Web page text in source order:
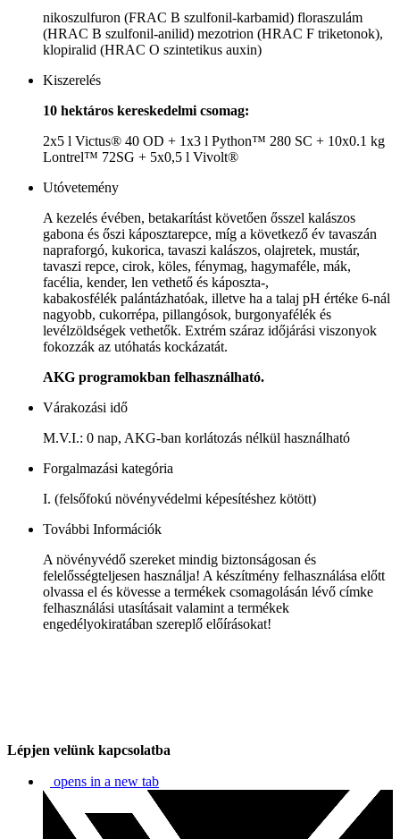
nikoszulfuron (FRAC B szulfonil-karbamid) floraszulám
(HRAC B szulfonil-anilid) mezotrion (HRAC F triketonok),
klopiralid (HRAC O szintetikus auxin)
Kiszerelés
10 hektáros kereskedelmi csomag:
2x5 l Victus® 40 OD + 1x3 l Python™ 280 SC + 10x0.1 kg
Lontrel™ 72SG + 5x0,5 l Vivolt®
Utóvetemény
A kezelés évében, betakarítást követően ősszel kalászos
gabona és őszi káposztarepce, míg a következő év tavaszán
napraforgó, kukorica, tavaszi kalászos, olajretek, mustár,
tavaszi repce, cirok, köles, fénymag, hagymaféle, mák,
facélia, kender, len vethető és káposzta-,
kabakosfélék palántázhatóak, illetve ha a talaj pH értéke 6-nál
nagyobb, cukorrépa, pillangósok, burgonyafélék és
levélzöldségek vethetők. Extrém száraz időjárási viszonyok
fokozzák az utóhatás kockázatát.
AKG programokban felhasználható.
Várakozási idő
M.V.I.: 0 nap, AKG-ban korlátozás nélkül használható
Forgalmazási kategória
I. (felsőfokú növényvédelmi képesítéshez kötött)
További Információk
A növényvédő szereket mindig biztonságosan és
felelősségteljesen használja! A készítmény felhasználása előtt
olvassa el és kövesse a termékek csomagolásán lévő címke
felhasználási utasításait valamint a termékek
engedélyokiratában szereplő előírásokat!
Lépjen velünk kapcsolatba
opens in a new tab